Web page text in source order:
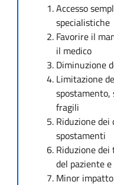
Accesso
specialistiche
Favorire il
il medico
Diminuzione
Limitazione
fragili
Riduzione dei
spostamenti
Riduzione
del paziente
Minor